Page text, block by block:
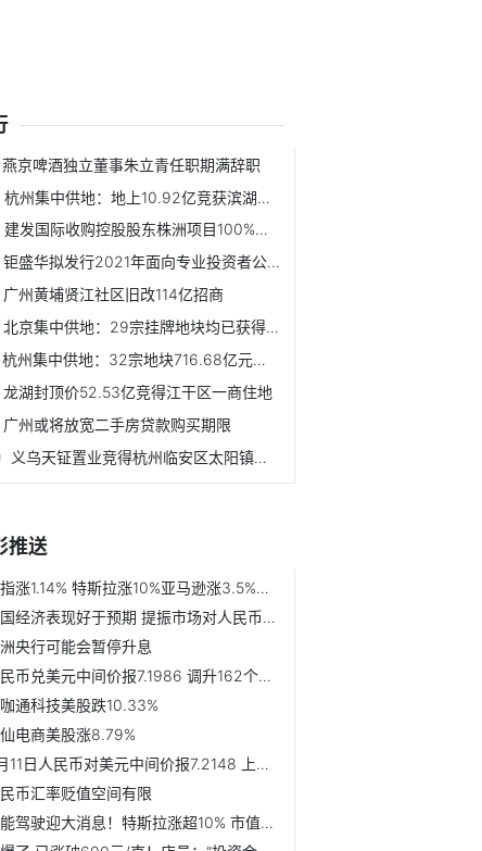
燕京啤酒独立董事朱立青任职期满辞职
杭州集中供地：地上10.92亿竞获滨湖新区一宅地
建发国际收购控股股东株洲项目100%股权 耗资21.14亿元
钜盛华拟发行2021年面向专业投资者公开发行公司债券
广州黄埔贤江社区旧改114亿招商
北京集中供地：29宗挂牌地块均已获得报价
杭州集中供地：32宗地块716.68亿元收官
龙湖封顶价52.53亿竞得江干区一商住地
广州或将放宽二手房贷款购买期限
义乌天钲置业竞得杭州临安区太阳镇宅地
推送
纳指涨1.14% 特斯拉涨10%亚马逊涨3.5%阿里跌1.5%
中国经济表现好于预期 提振市场对人民币的信心
央行可能会暂停升息
人民币兑美元中间价报7.1986 调升162个基点
通科技美股跌10.33%
电商美股涨8.79%
9月11日人民币对美元中间价报7.2148 上调2个基点
币汇率贬值空间有限
智能驾驶迎大消息！特斯拉涨超10% 市值一夜暴涨超5800亿元